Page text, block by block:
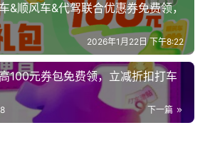
&顺风车&代驾联合优惠券免费领，
2026年1月22日 下午8:22
100元券包免费领，立减折扣打车
下一篇